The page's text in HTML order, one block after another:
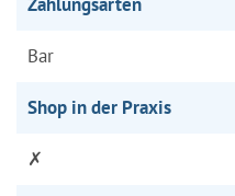
Bar
Shop in der Praxis
✗